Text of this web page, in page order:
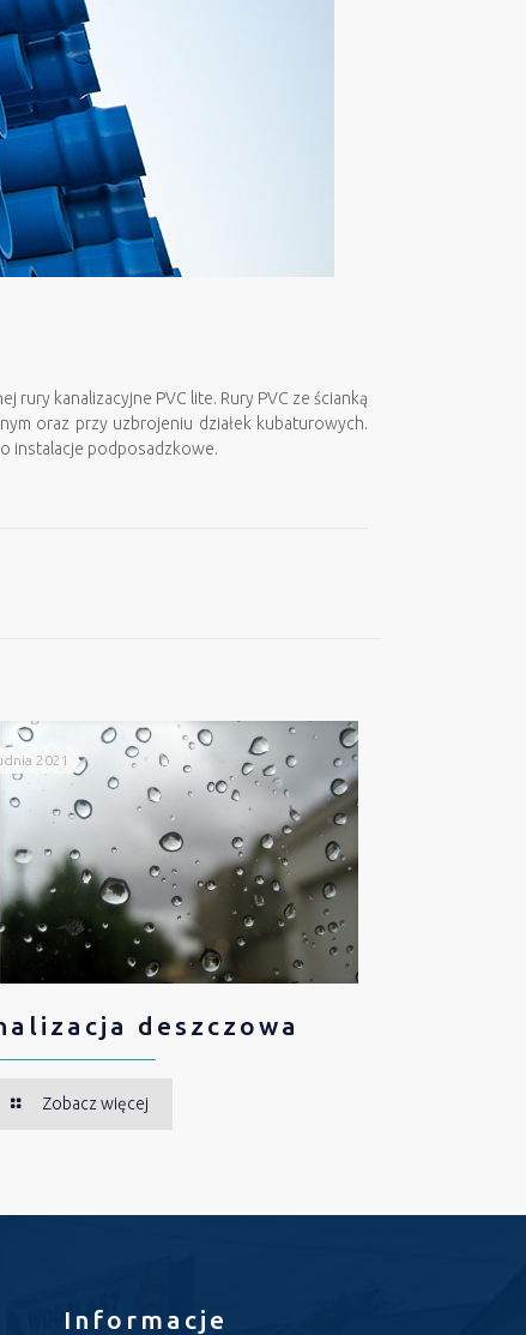
kanalizacyjne PVC lite. Rury PVC ze ścianką
oraz przy uzbrojeniu działek kubaturowych.
instalacje podposadzkowe.
2021
deszczowa
Zobacz więcej
Informacje